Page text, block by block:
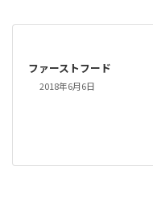
ファーストフード
2018年6月6日